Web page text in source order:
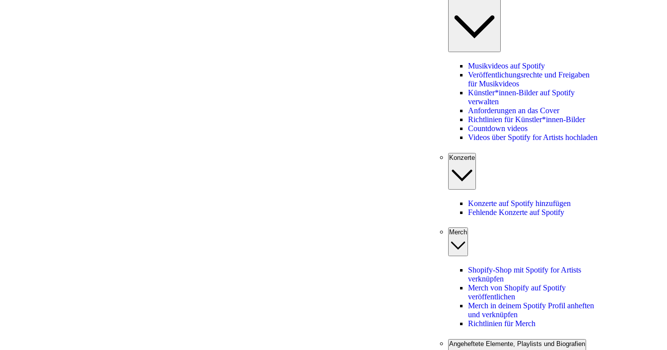
Musikvideos auf Spotify
Veröffentlichungsrechte und Freigaben
für Musikvideos
Künstler*innen-Bilder auf Spotify
verwalten
Anforderungen an das Cover
Richtlinien für Künstler*innen-Bilder
Countdown videos
Videos über Spotify for Artists hochladen
Konzerte
Konzerte auf Spotify hinzufügen
Fehlende Konzerte auf Spotify
Merch
Shopify-Shop mit Spotify for Artists
verknüpfen
Merch von Shopify auf Spotify
veröffentlichen
Merch in deinem Spotify Profil anheften
und verknüpfen
Richtlinien für Merch
Angeheftete Elemente, Playlists und Biografien